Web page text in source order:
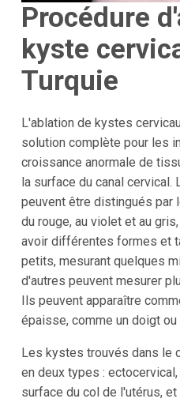
Procédure
kyste
Turquie
L'ablation de kystes
solution complète pour les
croissance anormale de
la surface du canal
peuvent être distingués par
du rouge, au violet et au
avoir différentes formes et
petits, mesurant quelques
d'autres peuvent mesurer
Ils peuvent apparaître
épaisse, comme un doigt
Les kystes trouvés dans le
en deux types :
surface du col de l'utérus,